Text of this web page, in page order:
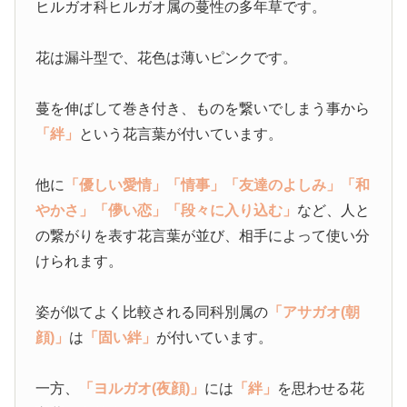
ヒルガオ科ヒルガオ属の蔓性の多年草です。
花は漏斗型で、花色は薄いピンクです。
蔓を伸ばして巻き付き、ものを繋いでしまう事から
「絆」 という花言葉が付いています。
他に 「優しい愛情」 「情事」 「友達のよしみ」
「和
やかさ」
「儚い恋」 「段々に入り込む」 など、人と
の繋がりを表す花言葉が並び、相手によって使い分
けられます。
姿が似てよく比較される同科別属の 「アサガオ(朝
顔)」 は 「固い絆」 が付いています。
一方、 「ヨルガオ(夜顔)」 には 「絆」 を思わせる花